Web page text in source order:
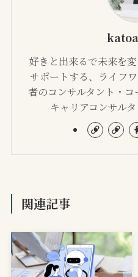
好きと出来るで未来を
サポートする、ライフ
者のコンサルタント・
キャリアコンサル
関連記事